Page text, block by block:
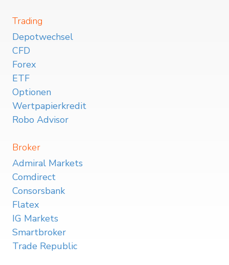
Trading
Depotwechsel
CFD
Forex
ETF
Optionen
Wertpapierkredit
Robo Advisor
Broker
Admiral Markets
Comdirect
Consorsbank
Flatex
IG Markets
Smartbroker
Trade Republic